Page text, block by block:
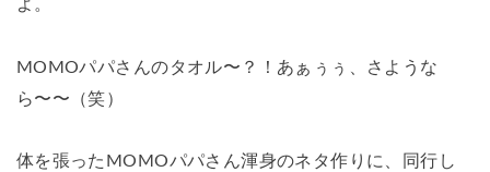
よ。
MOMOパパさんのタオル〜？！あぁぅぅ、さような
ら〜〜（笑）
体を張ったMOMOパパさん渾身のネタ作りに、同行し